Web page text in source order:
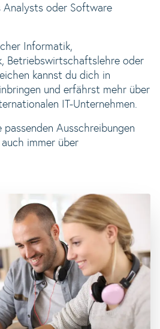
Analysts oder Software
Informatik,
Betriebswirtschaftslehre oder
kannst du dich in
und erfährst mehr über
IT-Unternehmen.
passenden Ausschreibungen
immer über